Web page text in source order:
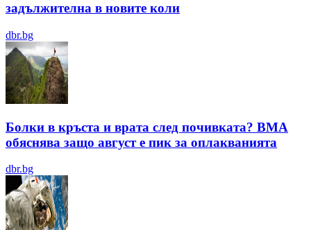
задължителна в новите коли
dbr.bg
Болки в кръста и врата след почивката? ВМА
обяснява защо август е пик за оплакванията
dbr.bg